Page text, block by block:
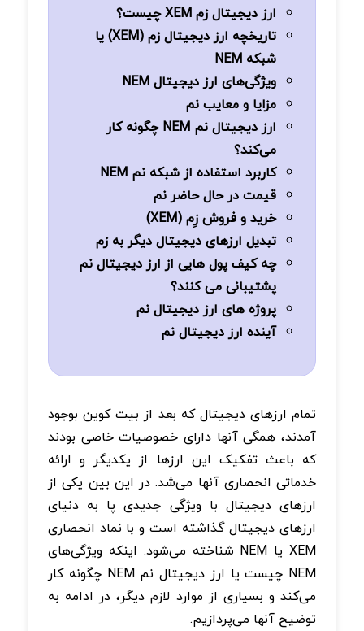
ارز دیجیتال زم XEM چیست؟
تاریخچه ارز دیجیتال زم (XEM) یا
شبکه NEM
ویژگی‌های ارز دیجیتال NEM
مزایا و معایب نم
ارز دیجیتال نم NEM چگونه کار
می‌کند؟
کاربرد استفاده از شبکه نم NEM
قیمت در حال حاضر نم
خرید و فروش زِم (XEM)
تبدیل ارزهای دیجیتال دیگر به زم
چه کیف پول هایی از ارز دیجیتال نم
پشتیبانی می کنند؟
پروژه‌ های ارز دیجیتال نم
آینده ارز دیجیتال نم
تمام ارزهای دیجیتال که بعد از بیت کوین بوجود
آمدند، همگی آنها دارای خصوصیات خاصی بودند
که باعث تفکیک این ارزها از یکدیگر و ارائه
خدماتی انحصاری آنها می‌شد. در این بین یکی از
ارزهای دیجیتال با ویژگی جدیدی پا به دنیای
ارزهای دیجیتال گذاشته است و با نماد انحصاری
XEM یا NEM شناخته می‌شود. اینکه ویژگی‌های
NEM چیست یا ارز دیجیتال نم NEM چگونه کار
می‌کند و بسیاری از موارد لازم دیگر، در ادامه به
توضیح آنها می‌پردازیم.